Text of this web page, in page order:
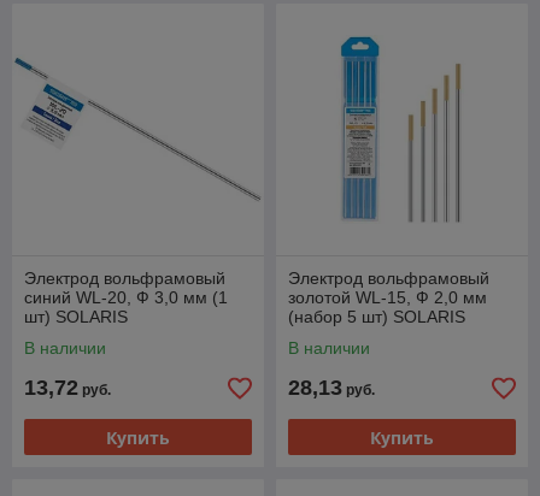
Электрод вольфрамовый
синий WL-20, Ф 3,0 мм (1
шт) SOLARIS
В наличии
13,72 руб.
Купить
Электрод вольфрамовый
золотой WL-15, Ф 2,0 мм
(набор 5 шт) SOLARIS
В наличии
28,13 руб.
Купить